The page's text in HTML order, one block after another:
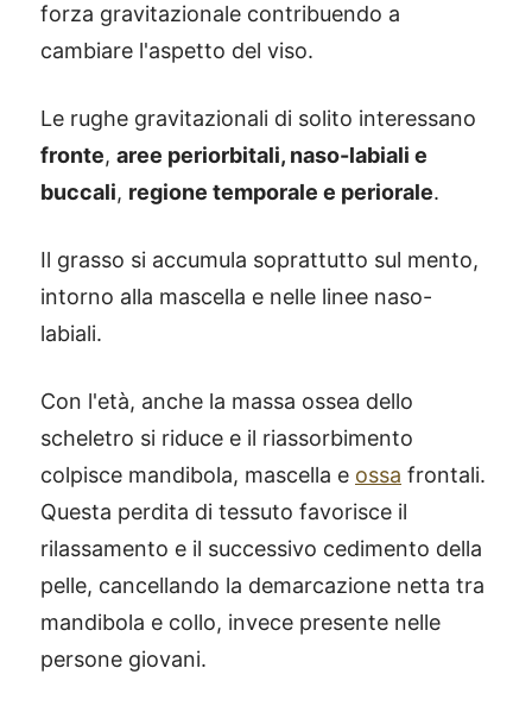
forza gravitazionale contribuendo a
cambiare l'aspetto del viso.
Le rughe gravitazionali di solito interessano
fronte, aree periorbitali, naso-labiali e
buccali, regione temporale e periorale.
Il grasso si accumula soprattutto sul mento,
intorno alla mascella e nelle linee naso-
labiali.
Con l'età, anche la massa ossea dello
scheletro si riduce e il riassorbimento
colpisce mandibola, mascella e ossa frontali.
Questa perdita di tessuto favorisce il
rilassamento e il successivo cedimento della
pelle, cancellando la demarcazione netta tra
mandibola e collo, invece presente nelle
persone giovani.